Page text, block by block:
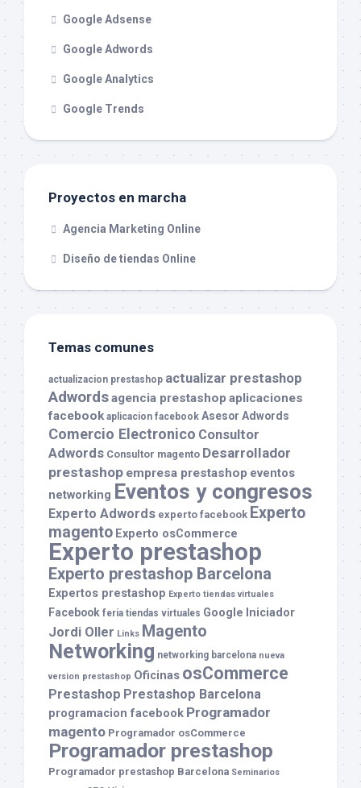
Google Adsense
Google Adwords
Google Analytics
Google Trends
Proyectos en marcha
Agencia Marketing Online
Diseño de tiendas Online
Temas comunes
actualizacion prestashop actualizar prestashop
Adwordsagencia prestashop aplicaciones
facebook aplicacion facebook Asesor Adwords
Comercio Electronico Consultor
Adwords Consultor magento Desarrollador
prestashop empresa prestashop eventos
networking Eventos y congresos
Experto Adwords experto facebook Experto
magento Experto osCommerce
Experto prestashop
Experto prestashop Barcelona
Expertos prestashop Experto tiendas virtuales
Facebook feria tiendas virtuales Google Iniciador
Jordi Oller Links Magento
Networking networking barcelona nueva
version prestashop Oficinas osCommerce
Prestashop Prestashop Barcelona
programacion facebook Programador
magento Programador osCommerce
Programador prestashop
Programador prestashop Barcelona Seminarios